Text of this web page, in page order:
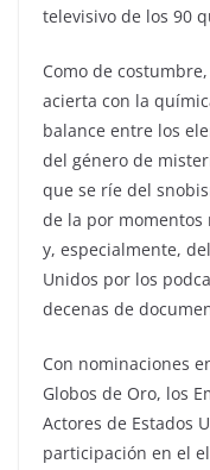
televisivo de los 90
Como de
acierta con la
balance entre los
del género de
que se ríe del
de la por
y, especialmente,
Unidos por los
decenas de
Con nominaciones
Globos de Oro, los
Actores de Estados
participación en el